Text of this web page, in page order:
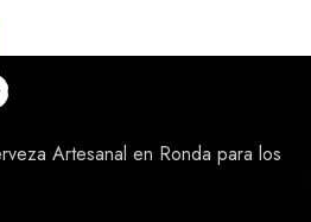
Artesanal en Ronda para los